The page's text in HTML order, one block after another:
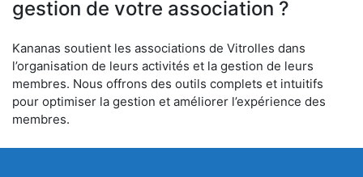
gestion de votre association ?
Kananas soutient les associations de Vitrolles dans
l’organisation de leurs activités et la gestion de leurs
membres. Nous offrons des outils complets et intuitifs
pour optimiser la gestion et améliorer l’expérience des
membres.